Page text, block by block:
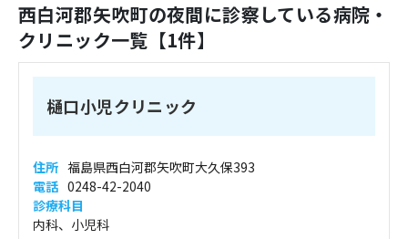
西白河郡矢吹町の夜間に診察している病院・
クリニック一覧【1件】
樋口小児クリニック
住所 福島県西白河郡矢吹町大久保393
電話 0248-42-2040
診療科目
内科、小児科